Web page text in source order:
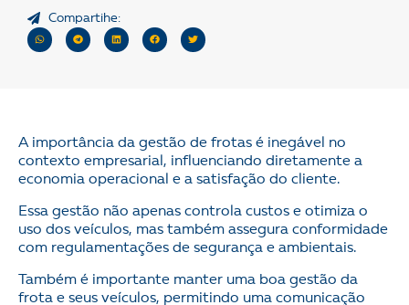
Compartihe:
A importância da gestão de frotas é inegável no
contexto empresarial, influenciando diretamente a
economia operacional e a satisfação do cliente.
Essa gestão não apenas controla custos e otimiza o
uso dos veículos, mas também assegura conformidade
com regulamentações de segurança e ambientais.
Também é importante manter uma boa gestão da
frota e seus veículos, permitindo uma comunicação